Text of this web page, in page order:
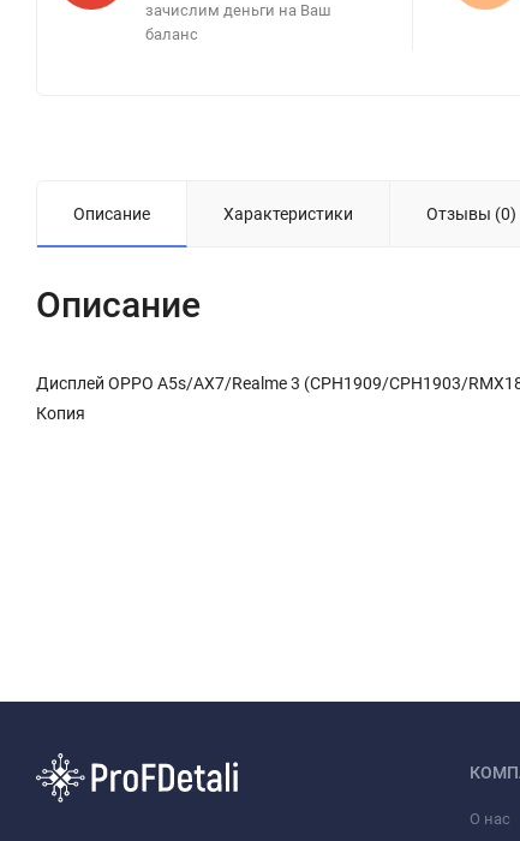
зачислим деньги на Ваш
баланс
Описание Характеристики Отзывы (0)
Описание
Дисплей OPPO A5s/AX7/Realme 3 (CPH1909/CPH1903/
Копия
О нас